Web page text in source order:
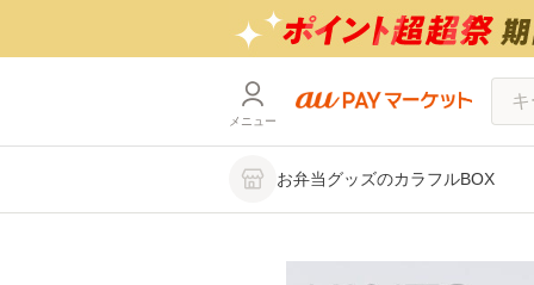
メニュー
お弁当グッズのカラフルBOX